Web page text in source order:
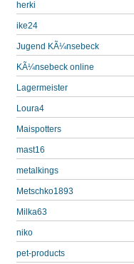
herki
ike24
Jugend KÃ¼nsebeck
KÃ¼nsebeck online
Lagermeister
Loura4
Maispotters
mast16
metalkings
Metschko1893
Milka63
niko
pet-products